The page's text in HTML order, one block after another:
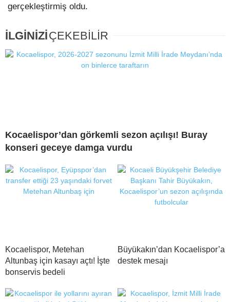
gerçekleştirmiş oldu.
İLGİNİZİÇEKEBİLİR
Kocaelispor’dan görkemli sezon açılışı! Buray
konseri geceye damga vurdu
Kocaelispor, Metehan
Altunbaş için kasayı açtı! İşte
bonservis bedeli
Büyükakın’dan Kocaelispor’a
destek mesajı